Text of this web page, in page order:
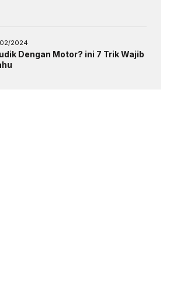
2024
Dengan Motor? ini 7 Trik Wajib